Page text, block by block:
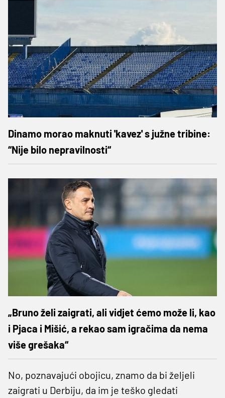
Dinamo morao maknuti 'kavez' s južne tribine:
“Nije bilo nepravilnosti“
„Bruno želi zaigrati, ali vidjet ćemo može li, kao
i Pjaca i Mišić, a rekao sam igračima da nema
više grešaka“
No, poznavajući obojicu, znamo da bi željeli
zaigrati u Derbiju, da im je teško gledati